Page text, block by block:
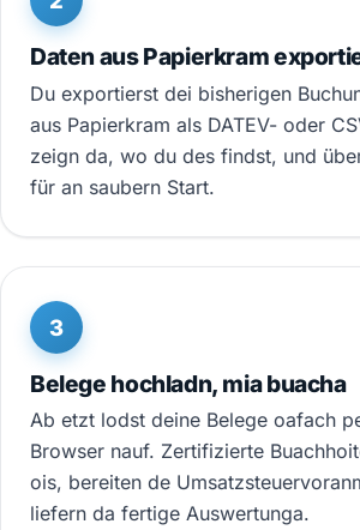
Daten aus Papierkram
Du exportierst dei bisherigen
aus Papierkram als DATEV- oder
zeign da, wo du des findst, und
für an saubern Start.
3
Belege hochladn, mia buacha
Ab etzt lodst deine Belege oafach
Browser nauf. Zertifizierte
ois, bereiten de
liefern da fertige Auswertunga.